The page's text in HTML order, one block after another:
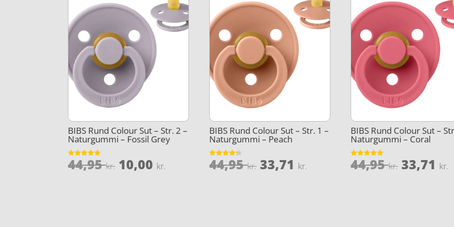
BIBS Rund Colour Sut – Str. 2 –
Naturgummi – Fossil Grey
Vurderet
4.9
44,95kr. Den
oprindelige
10,00 kr.
BIBS Rund Colour Sut – Str. 1 –
Naturgummi – Peach
Vurderet
4.3
44,95kr. Den
oprindelige
33,71 kr.
BIBS Rund Colour Sut –
Naturgummi – Coral
Vurderet
4.9
44,95kr. Den
33,71 kr.